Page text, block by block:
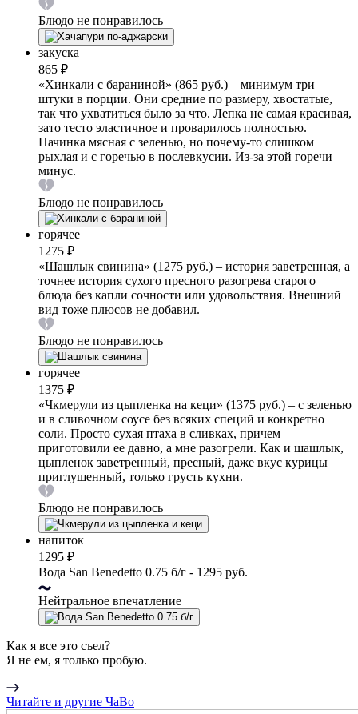
Блюдо не понравилось
закуска
865 ₽
«Хинкали с бараниной» (865 руб.) – минимум три
штуки в порции. Они средние по размеру, хвостатые,
так что ухватиться было за что. Лепка не самая красивая,
зато тесто эластичное и проварилось полностью.
Начинка мясная с зеленью, но почему-то слишком
рыхлая и с горечью в послевкусии. Из-за этой горечи
минус.
Блюдо не понравилось
горячее
1275 ₽
«Шашлык свинина» (1275 руб.) – история заветренная, а
точнее история сухого пресного разогрева старого
блюда без капли сочности или удовольствия. Внешний
вид тоже плюсов не добавил.
Блюдо не понравилось
горячее
1375 ₽
«Чкмерули из цыпленка на кеци» (1375 руб.) – с зеленью
и в сливочном соусе без всяких специй и конкретно
соли. Просто сухая птаха в сливках, причем
приготовили ее давно, а мне разогрели. Как и шашлык,
цыпленок заветренный, пресный, даже вкус курицы
приглушенный, только грусть кухни.
Блюдо не понравилось
напиток
1295 ₽
Вода San Benedetto 0.75 б/г - 1295 руб.
Нейтральное впечатление
Как я все это съел?
Я не ем, я только пробую.
Читайте и другие ЧаВо